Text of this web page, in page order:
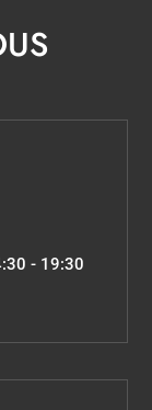
- 19:30